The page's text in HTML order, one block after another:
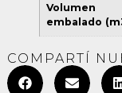
Volumen
embalado
COMPARTÍ